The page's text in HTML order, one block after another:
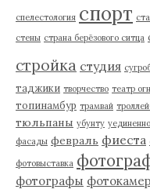
спелестология спорт
стены страна берёзового ситца
стройка студия
таджики творчество театр
топинамбур трамвай
тюльпаны убунту
фасады февраль фиеста
фотовыставка
фотографы